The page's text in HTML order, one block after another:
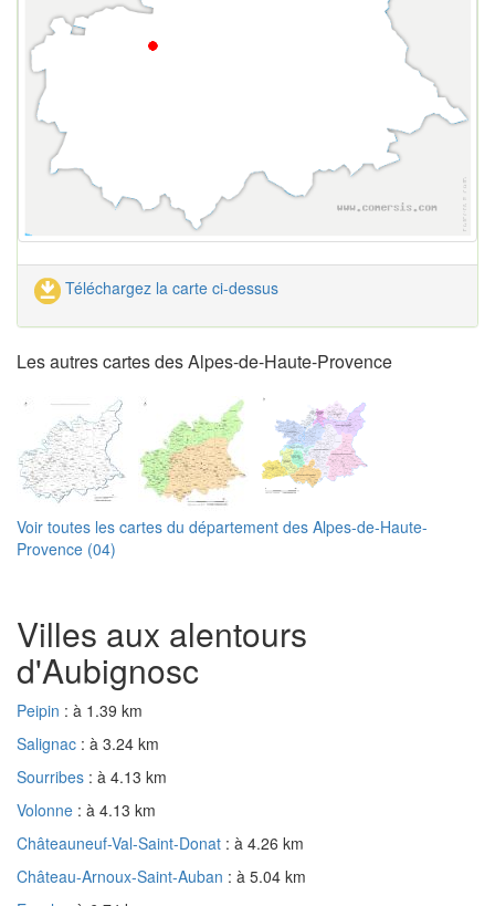
Téléchargez la carte ci-dessus
Les autres cartes des Alpes-de-Haute-Provence
Voir toutes les cartes du département des Alpes-de-Haute-
Provence (04)
Villes aux alentours
d'Aubignosc
Peipin : à 1.39 km
Salignac : à 3.24 km
Sourribes : à 4.13 km
Volonne : à 4.13 km
Châteauneuf-Val-Saint-Donat : à 4.26 km
Château-Arnoux-Saint-Auban : à 5.04 km